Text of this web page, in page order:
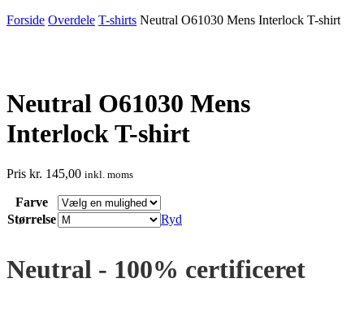
Forside Overdele T-shirts Neutral O61030 Mens Interlock T-shirt
Neutral O61030 Mens
Interlock T-shirt
Pris kr. 145,00 inkl. moms
Farve
Størrelse
Ryd
Neutral - 100% certificeret